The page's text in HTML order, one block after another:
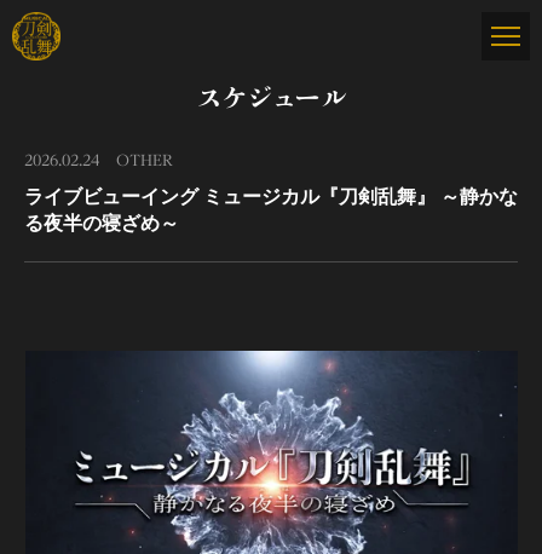
スケジュール
2026.02.24 OTHER
ライブビューイング ミュージカル『刀剣乱舞』 ～静かな
る夜半の寝ざめ～